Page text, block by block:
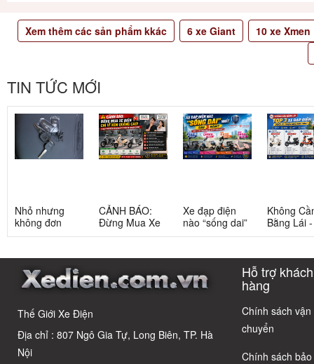
Xem thêm các sản phẩm kkác 6xe Giant 10xe Xmen
TIN TỨC MỚI
Nhỏ nhưng
không đơn
giản: Sự thật
học sinh cấp 2
CẢNH BÁO:
Đừng Mua Xe
Điện Chỉ Vì
Cáo! 5 Bẫy
Quyết Chọn Xe
Chuẩn Chỉnh
Xe đạp điện
nào “sống dai”
nhất sau 5
có câu trả lời
Không
Bằng Lái
3 Xe Đạp
Cho Học
Thế Giới Xe Điện
Địa chỉ : 807 Ngô Gia Tự, Long Biên, TP. Hà
Nội
Hỗ trợ khách
hàng
Chính sách vận
chuyển
Chính sách bảo